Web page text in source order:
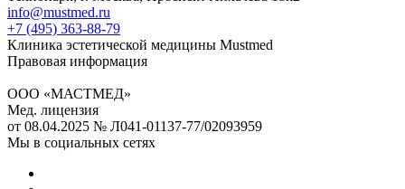
info@mustmed.ru
+7 (495) 363-88-79
Клиника эстетической медицины Mustmed
Правовая информация
ООО «МАСТМЕД»
Мед. лицензия
от 08.04.2025 № Л041-01137-77/02093959
Мы в социальных сетях